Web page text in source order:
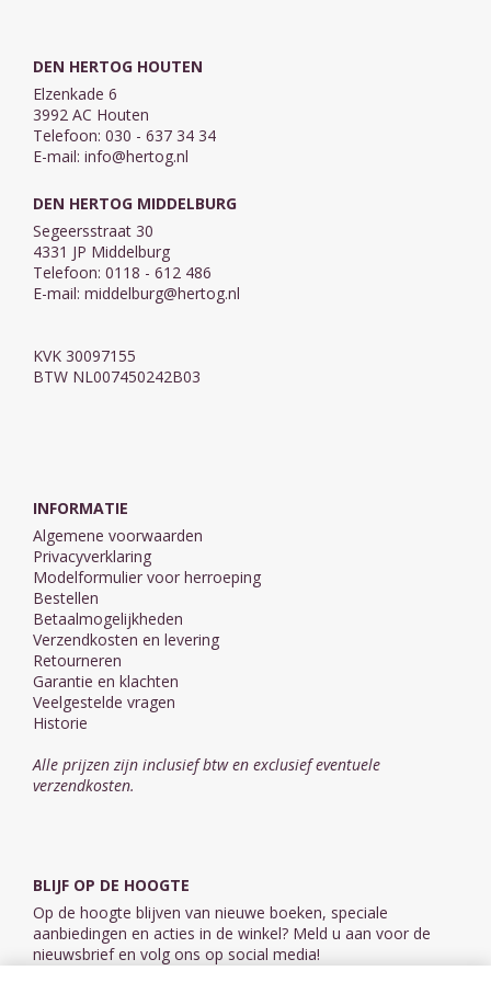
DEN HERTOG HOUTEN
Elzenkade 6
3992 AC Houten
Telefoon: 030 - 637 34 34
E-mail: info@hertog.nl
DEN HERTOG MIDDELBURG
Segeersstraat 30
4331 JP Middelburg
Telefoon: 0118 - 612 486
E-mail: middelburg@hertog.nl
KVK 30097155
BTW NL007450242B03
INFORMATIE
Algemene voorwaarden
Privacyverklaring
Modelformulier voor herroeping
Bestellen
Betaalmogelijkheden
Verzendkosten en levering
Retourneren
Garantie en klachten
Veelgestelde vragen
Historie
Alle prijzen zijn inclusief btw en exclusief eventuele
verzendkosten.
BLIJF OP DE HOOGTE
Op de hoogte blijven van nieuwe boeken, speciale
aanbiedingen en acties in de winkel? Meld u aan voor de
nieuwsbrief en volg ons op social media!